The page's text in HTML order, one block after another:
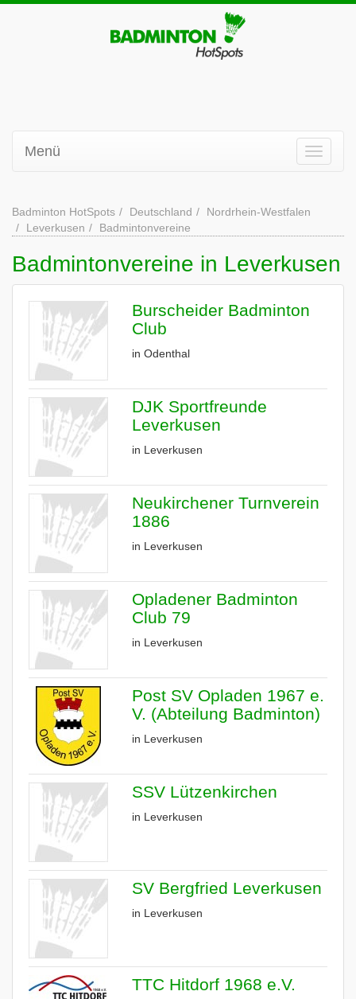
Menü
Badminton HotSpots Deutschland
Nordrhein-Westfalen
Leverkusen
Badmintonvereine
Badmintonvereine in Leverkusen
Burscheider Badminton
Club
in Odenthal
DJK Sportfreunde
Leverkusen
in Leverkusen
Neukirchener Turnverein
1886
in Leverkusen
Opladener Badminton
Club 79
in Leverkusen
Post SV Opladen 1967 e.
V. (Abteilung Badminton)
in Leverkusen
SSV Lützenkirchen
in Leverkusen
SV Bergfried Leverkusen
in Leverkusen
TTC Hitdorf 1968 e.V.